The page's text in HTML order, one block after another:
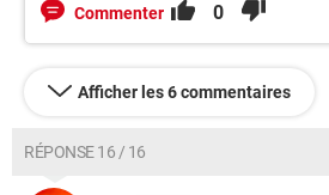
Commenter 0
Afficher les 6 commentaires
RÉPONSE 16 / 16